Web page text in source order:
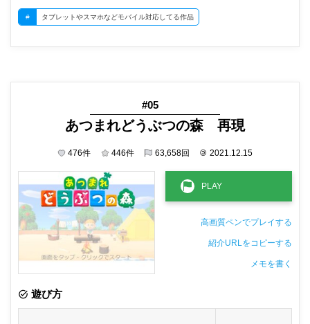
# タブレットやスマホなどモバイル対応してる作品
#05
あつまれどうぶつの森 再現
476件 446件 63,658回 © 2021.12.15
高画質ペンでプレイする
紹介URLをコピーする
メモを書く
遊び方